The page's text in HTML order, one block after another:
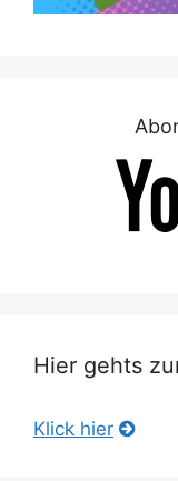
Hier gehts
Klick hier